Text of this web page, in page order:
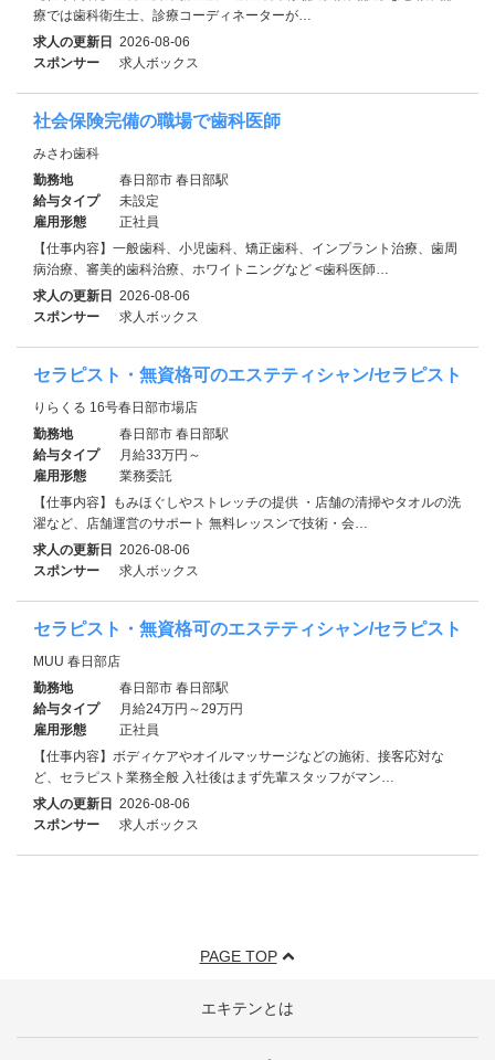
療では歯科衛生士、診療コーディネーターが…
求人の更新日 2026-08-06
スポンサー
求人ボックス
社会保険完備の職場で歯科医師
みさわ歯科
勤務地
春日部市 春日部駅
給与タイプ
未設定
雇用形態
正社員
【仕事内容】一般歯科、小児歯科、矯正歯科、インプラント治療、歯周
病治療、審美的歯科治療、ホワイトニングなど <歯科医師…
求人の更新日 2026-08-06
スポンサー
求人ボックス
セラピスト・無資格可のエステティシャン/セラピスト
りらくる 16号春日部市場店
勤務地
春日部市 春日部駅
給与タイプ
月給33万円～
雇用形態
業務委託
【仕事内容】もみほぐしやストレッチの提供 ・店舗の清掃やタオルの洗
濯など、店舗運営のサポート 無料レッスンで技術・会…
求人の更新日 2026-08-06
スポンサー
求人ボックス
セラピスト・無資格可のエステティシャン/セラピスト
MUU 春日部店
勤務地
春日部市 春日部駅
給与タイプ
月給24万円～29万円
雇用形態
正社員
【仕事内容】ボディケアやオイルマッサージなどの施術、接客応対な
ど、セラピスト業務全般 入社後はまず先輩スタッフがマン…
求人の更新日 2026-08-06
スポンサー
求人ボックス
PAGE TOP
エキテンとは